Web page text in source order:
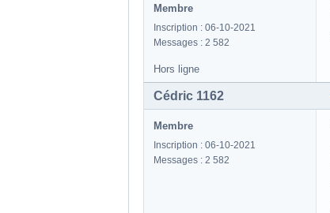
Membre
Inscription : 06-10-2021
Messages : 2 582
Hors ligne
Cédric 1162
Membre
Inscription : 06-10-2021
Messages : 2 582